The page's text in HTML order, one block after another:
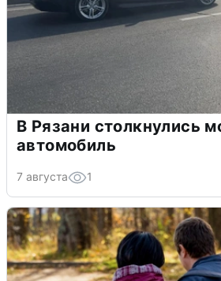
В Рязани столкнулись
автомобиль
7 августа 1